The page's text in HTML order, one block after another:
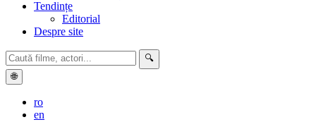
Tendințe
Editorial
Despre site
🔍
🌐
ro
en